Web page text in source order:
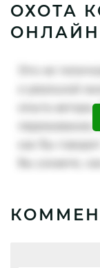
ОХОТА